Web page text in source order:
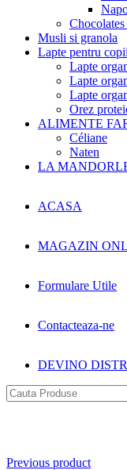
Musli si granola
Lapte pentru
Lapte
Lapte
Lapte
Orez
ALIMENTE
Céliane
Naten
LA
ACASA
MAGAZIN
Formulare Utile
Contacteaza-ne
DEVINO
Previous product